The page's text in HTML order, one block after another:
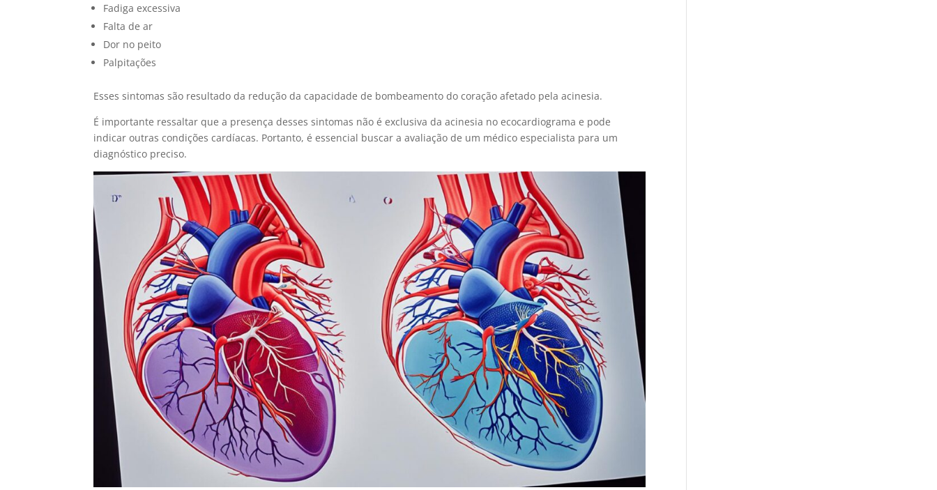
Fadiga excessiva
Falta de ar
Dor no peito
Palpitações
Esses sintomas são resultado da redução da capacidade de bombeamento do coração afetado pela acinesia.
É importante ressaltar que a presença desses sintomas não é exclusiva da acinesia no ecocardiograma e pode
indicar outras condições cardíacas. Portanto, é essencial buscar a avaliação de um médico especialista para um
diagnóstico preciso.